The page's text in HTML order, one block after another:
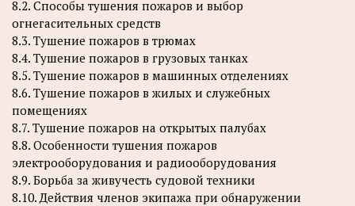
8.2. Способы тушения пожаров и выбор
огнегасительных средств
8.3. Тушение пожаров в трюмах
8.4. Тушение пожаров в грузовых танках
8.5. Тушение пожаров в машинных отделениях
8.6. Тушение пожаров в жилых и служебных
помещениях
8.7. Тушение пожаров на открытых палубах
8.8. Особенности тушения пожаров
электрооборудования и радиооборудования
8.9. Борьба за живучесть судовой техники
8.10. Действия членов экипажа при обнаружении